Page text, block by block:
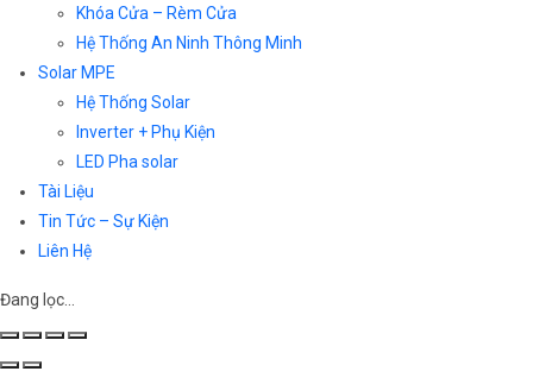
Khóa Cửa – Rèm Cửa
Hệ Thống An Ninh Thông Minh
Solar MPE
Hệ Thống Solar
Inverter + Phụ Kiện
LED Pha solar
Tài Liệu
Tin Tức – Sự Kiện
Liên Hệ
Đang lọc…